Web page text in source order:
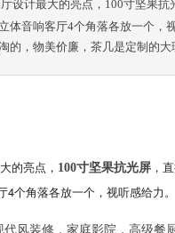
设计最大的亮点，100寸坚果抗
体音响客厅4个角落各放一个，
的，物美价廉，茶几是定制的大
的亮点， 100寸坚果抗光屏 ，
4个角落各放一个，视听感给力。